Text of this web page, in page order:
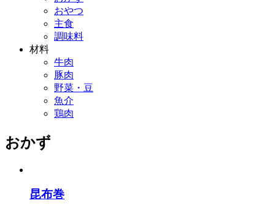
おやつ
主食
調味料
材料
牛肉
豚肉
野菜・豆
魚介
鶏肉
おかず
昆布巻